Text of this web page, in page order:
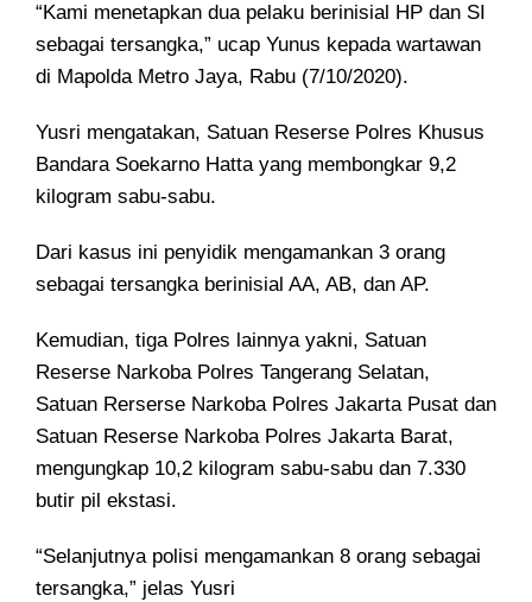
“Kami menetapkan dua pelaku berinisial HP dan SI
sebagai tersangka,” ucap Yunus kepada wartawan
di Mapolda Metro Jaya, Rabu (7/10/2020).
Yusri mengatakan, Satuan Reserse Polres Khusus
Bandara Soekarno Hatta yang membongkar 9,2
kilogram sabu-sabu.
Dari kasus ini penyidik mengamankan 3 orang
sebagai tersangka berinisial AA, AB, dan AP.
Kemudian, tiga Polres lainnya yakni, Satuan
Reserse Narkoba Polres Tangerang Selatan,
Satuan Rerserse Narkoba Polres Jakarta Pusat dan
Satuan Reserse Narkoba Polres Jakarta Barat,
mengungkap 10,2 kilogram sabu-sabu dan 7.330
butir pil ekstasi.
“Selanjutnya polisi mengamankan 8 orang sebagai
tersangka,” jelas Yusri